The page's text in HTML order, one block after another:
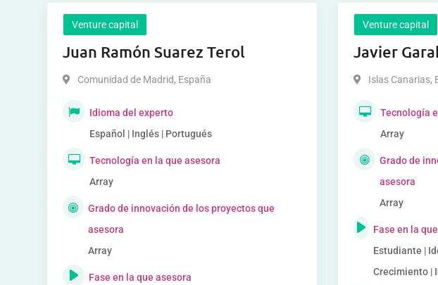
Venture capital
Juan Ramón Suarez Terol
Comunidad de Madrid, España
Idioma del experto
Español | Inglés | Portugués
Tecnología en la que asesora
Array
Grado de innovación de los proyectos que
asesora
Array
Fase en la que asesora
Venture capital
Javier
Islas Canarias,
Tecnología
Array
Grado de
asesora
Array
Fase en la
Estudiante |
Crecimiento |